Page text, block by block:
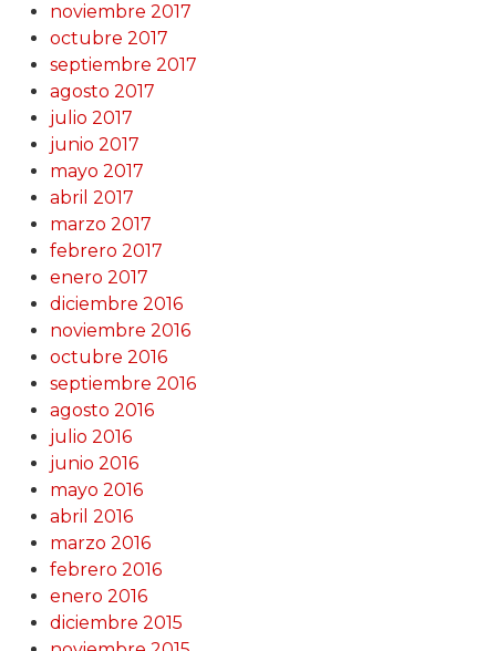
noviembre 2017
octubre 2017
septiembre 2017
agosto 2017
julio 2017
junio 2017
mayo 2017
abril 2017
marzo 2017
febrero 2017
enero 2017
diciembre 2016
noviembre 2016
octubre 2016
septiembre 2016
agosto 2016
julio 2016
junio 2016
mayo 2016
abril 2016
marzo 2016
febrero 2016
enero 2016
diciembre 2015